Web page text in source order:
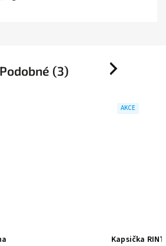
Podobné (3)
AKCE
Kapsička
Next